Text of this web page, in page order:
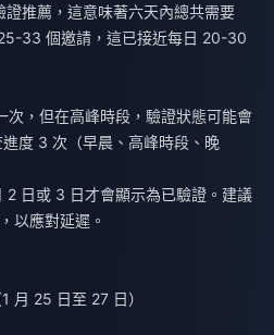
推薦，這意味著六天內總共需要
33 個邀請，這已接近每日 20-30
，但在高峰時段，驗證狀態可能會
度 3 次（早晨、高峰時段、晚
2 日或 3 日才會顯示為已驗證。建議
以應對延遲。
月 25 日至 27 日）